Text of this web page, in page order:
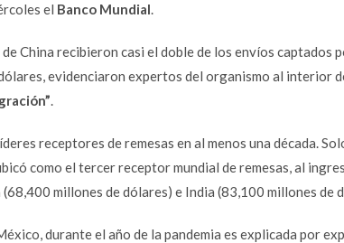
el Banco Mundial.
China recibieron casi el doble de los envíos captados
evidenciaron expertos del organismo al interior
.
receptores de remesas en al menos una década.
como el tercer receptor mundial de remesas, al
millones de dólares) e India (83,100 millones de
, durante el año de la pandemia es explicada por